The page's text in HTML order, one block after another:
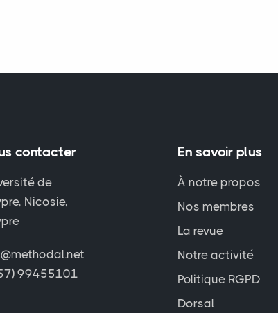
contacter
de
Nicosie,
99455101
En savoir plus
À notre propos
Nos membres
La revue
Notre activité
Politique RGPD
Dorsal